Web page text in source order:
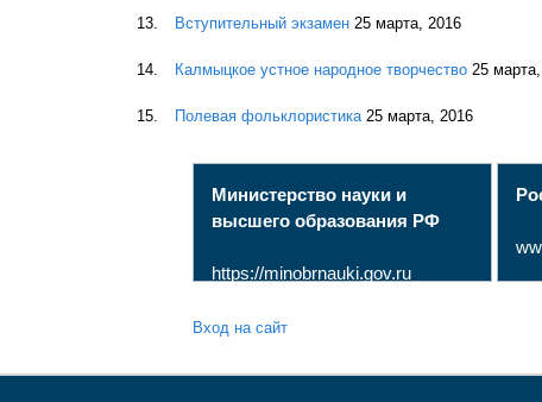
Вступительный экзамен 25 марта, 2016
Калмыцкое устное народное творчество 25
Полевая фольклористика 25 марта, 2016
Министерство науки и
высшего образования РФ
https://minobrnauki.gov.ru
Вход на сайт